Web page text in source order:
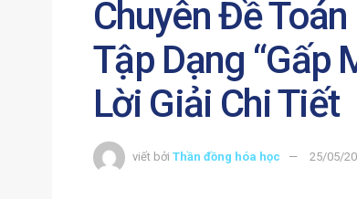
Chuyên Đề
Tập Dạng “Gấp
Lời Giải Chi Tiết
viết bởi Thần đồng hóa học 25/05/